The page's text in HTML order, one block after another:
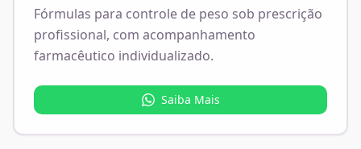
Fórmulas para controle de peso sob prescrição
profissional, com acompanhamento
farmacêutico individualizado.
Saiba Mais